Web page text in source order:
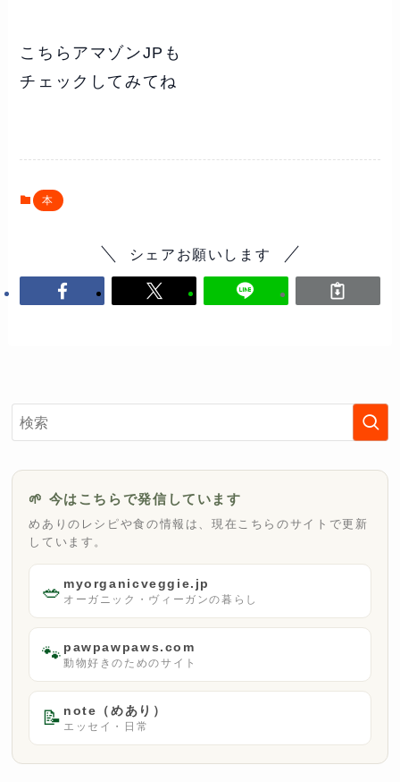
こちらアマゾンJPも
チェックしてみてね
本
シェアお願いします
🌱 今はこちらで発信しています
めありのレシピや食の情報は、現在こちらのサイトで更新
しています。
🥗 myorganicveggie.jp
オーガニック・ヴィーガンの暮らし
🐾pawpawpaws.com
動物好きのためのサイト
📝 note（めあり）
エッセイ・日常